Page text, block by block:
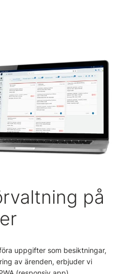
på
uppgifter som besiktningar,
av ärenden, erbjuder vi